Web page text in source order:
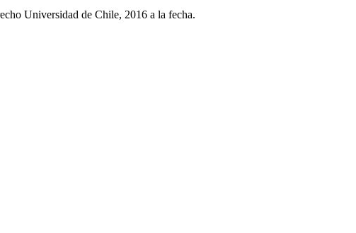
Universidad de Chile, 2016 a la fecha.